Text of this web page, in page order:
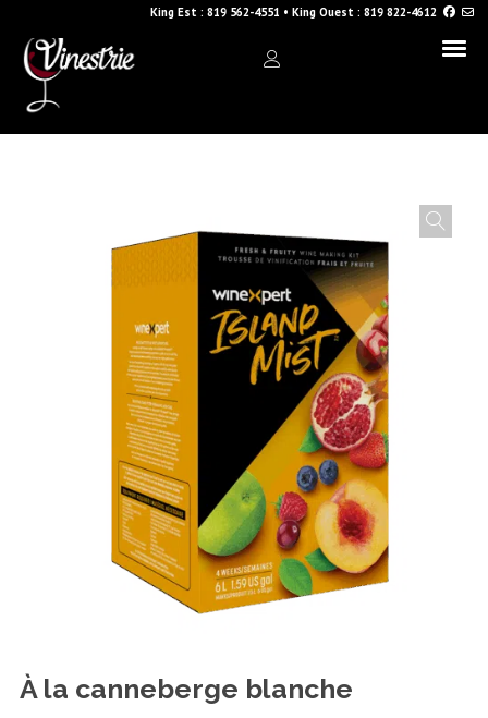
King Est : 819 562-4551 • King Ouest : 819 822-4612
À la canneberge blanche